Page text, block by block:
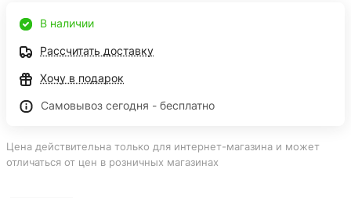
В наличии
Рассчитать доставку
Хочу в подарок
Самовывоз сегодня - бесплатно
Цена действительна только для интернет-магазина и может
отличаться от цен в розничных магазинах